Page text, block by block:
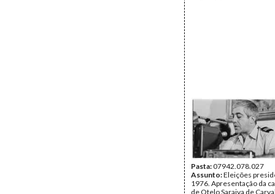
Pasta:07942.078.027
Assunto:Eleições
1976. Apresentação da
de Otelo Saraiva de